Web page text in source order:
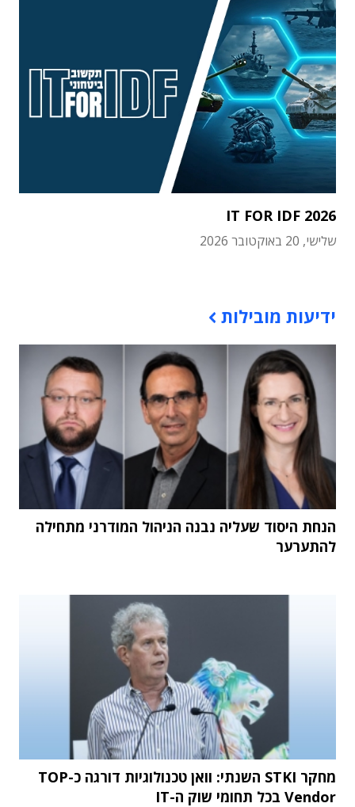
IT FOR IDF 2026
שלישי, 20 באוקטובר 2026
ידיעות מובילות
הנחת היסוד שעליה נבנה הניהול המודרני מתחילה
להתערער
מחקר STKI השנתי: וואן טכנולוגיות דורגה כ-TOP
Vendor בכל תחומי שוק ה-IT